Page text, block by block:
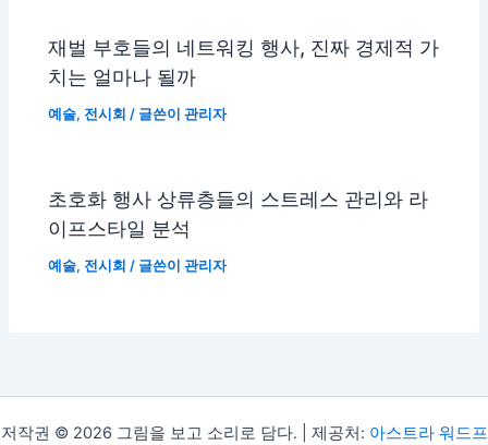
재벌 부호들의 네트워킹 행사, 진짜 경제적 가
치는 얼마나 될까
예술, 전시회 / 글쓴이관리자
초호화 행사 상류층들의 스트레스 관리와 라
이프스타일 분석
예술, 전시회 / 글쓴이관리자
저작권 © 2026 그림을 보고 소리로 담다. | 제공처: 아스트라 워드프